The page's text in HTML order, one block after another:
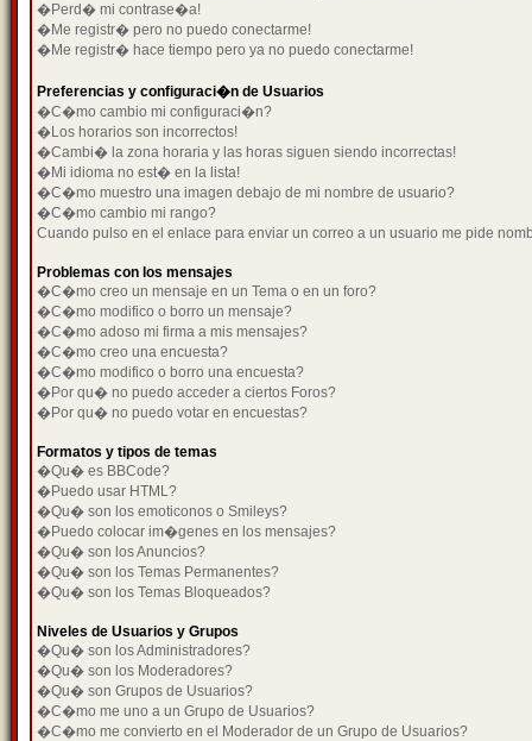
�Perd� mi contrase�a!
�Me registr� pero no puedo conectarme!
�Me registr� hace tiempo pero ya no puedo conectarme!
Preferencias y configuraci�n de Usuarios
�C�mo cambio mi configuraci�n?
�Los horarios son incorrectos!
�Cambi� la zona horaria y las horas siguen siendo incorrectas!
�Mi idioma no est� en la lista!
�C�mo muestro una imagen debajo de mi nombre de usuario?
�C�mo cambio mi rango?
Cuando pulso en el enlace para enviar un correo a un usuario me pide
Problemas con los mensajes
�C�mo creo un mensaje en un Tema o en un foro?
�C�mo modifico o borro un mensaje?
�C�mo adoso mi firma a mis mensajes?
�C�mo creo una encuesta?
�C�mo modifico o borro una encuesta?
�Por qu� no puedo acceder a ciertos Foros?
�Por qu� no puedo votar en encuestas?
Formatos y tipos de temas
�Qu� es BBCode?
�Puedo usar HTML?
�Qu� son los emoticonos o Smileys?
�Puedo colocar im�genes en los mensajes?
�Qu� son los Anuncios?
�Qu� son los Temas Permanentes?
�Qu� son los Temas Bloqueados?
Niveles de Usuarios y Grupos
�Qu� son los Administradores?
�Qu� son los Moderadores?
�Qu� son Grupos de Usuarios?
�C�mo me uno a un Grupo de Usuarios?
�C�mo me convierto en el Moderador de un Grupo de Usuarios?